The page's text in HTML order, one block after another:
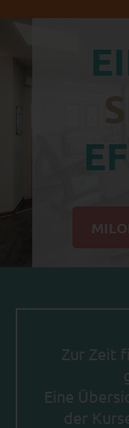
Zur Zeit
Eine
der